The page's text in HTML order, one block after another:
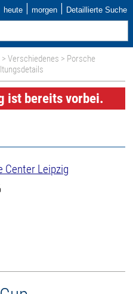
heute | morgen | Detaillierte Suche
>Verschiedenes > Porsche
ist bereits vorbei.
Center Leipzig